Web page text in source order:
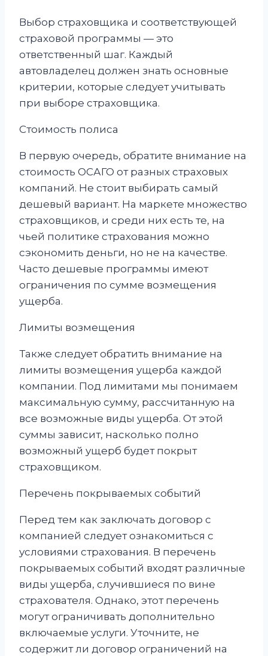
Выбор страховщика и соответствующей
страховой программы — это
ответственный шаг. Каждый
автовладелец должен знать основные
критерии, которые следует учитывать
при выборе страховщика.
Стоимость полиса
В первую очередь, обратите внимание на
стоимость ОСАГО от разных страховых
компаний. Не стоит выбирать самый
дешевый вариант. На маркете множество
страховщиков, и среди них есть те, на
чьей политике страхования можно
сэкономить деньги, но не на качестве.
Часто дешевые программы имеют
ограничения по сумме возмещения
ущерба.
Лимиты возмещения
Также следует обратить внимание на
лимиты возмещения ущерба каждой
компании. Под лимитами мы понимаем
максимальную сумму, рассчитанную на
все возможные виды ущерба. От этой
суммы зависит, насколько полно
возможный ущерб будет покрыт
страховщиком.
Перечень покрываемых событий
Перед тем как заключать договор с
компанией следует ознакомиться с
условиями страхования. В перечень
покрываемых событий входят различные
виды ущерба, случившиеся по вине
страхователя. Однако, этот перечень
могут ограничивать дополнительно
включаемые услуги. Уточните, не
содержит ли договор ограничений на